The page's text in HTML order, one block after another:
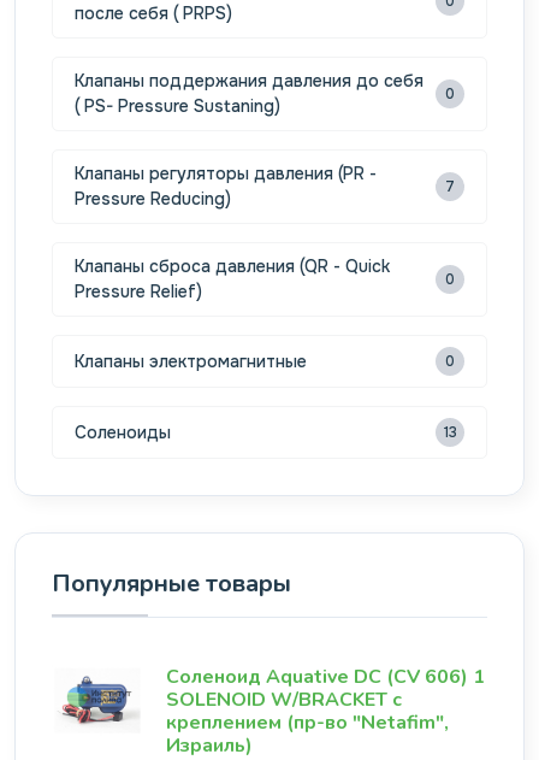
после себя ( PRPS)
Клапаны поддержания давления до себя
( PS- Pressure Sustaning)
0
Клапаны регуляторы давления (PR -
Pressure Reducing)
7
Клапаны сброса давления (QR - Quick
Pressure Relief)
0
Клапаны электромагнитные 0
Соленоиды 13
Популярные товары
Соленоид Aquative DC (CV 606) 1
SOLENOID W/BRACKET с
креплением (пр-во "Netafim",
Израиль)